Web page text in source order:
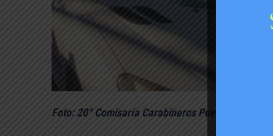
Foto: 20° Comisaría Carabineros Puente Alto